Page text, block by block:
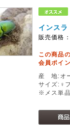
インス
販売価格
この商品
会員ポイ
産 地:オ
サイズ:♀
※メス単